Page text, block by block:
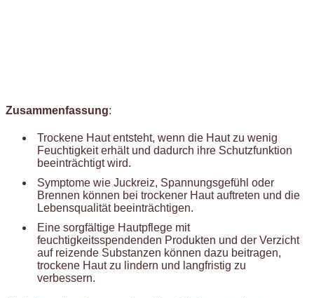
Zusammenfassung:
Trockene Haut entsteht, wenn die Haut zu wenig
Feuchtigkeit erhält und dadurch ihre Schutzfunktion
beeinträchtigt wird.
Symptome wie Juckreiz, Spannungsgefühl oder
Brennen können bei trockener Haut auftreten und die
Lebensqualität beeinträchtigen.
Eine sorgfältige Hautpflege mit
feuchtigkeitsspendenden Produkten und der Verzicht
auf reizende Substanzen können dazu beitragen,
trockene Haut zu lindern und langfristig zu
verbessern.